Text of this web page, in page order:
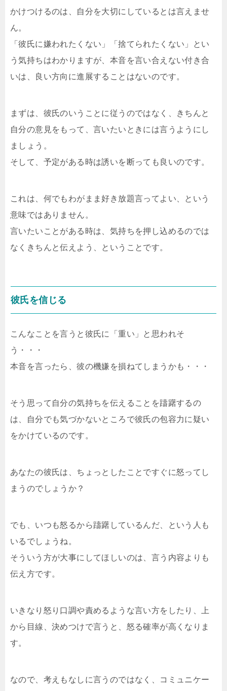
かけつけるのは、自分を大切にしているとは言えませ
ん。
「彼氏に嫌われたくない」「捨てられたくない」とい
う気持ちはわかりますが、本音を言い合えない付き合
いは、良い方向に進展することはないのです。
まずは、彼氏のいうことに従うのではなく、きちんと
自分の意見をもって、言いたいときには言うようにし
ましょう。
そして、予定がある時は誘いを断っても良いのです。
これは、何でもわがまま好き放題言ってよい、という
意味ではありません。
言いたいことがある時は、気持ちを押し込めるのでは
なくきちんと伝えよう、ということです。
彼氏を信じる
こんなことを言うと彼氏に「重い」と思われそ
う・・・
本音を言ったら、彼の機嫌を損ねてしまうかも・・・
そう思って自分の気持ちを伝えることを躊躇するの
は、自分でも気づかないところで彼氏の包容力に疑い
をかけているのです。
あなたの彼氏は、ちょっとしたことですぐに怒ってし
まうのでしょうか？
でも、いつも怒るから躊躇しているんだ、という人も
いるでしょうね。
そういう方が大事にしてほしいのは、言う内容よりも
伝え方です。
いきなり怒り口調や責めるような言い方をしたり、上
から目線、決めつけで言うと、怒る確率が高くなりま
す。
なので、考えもなしに言うのではなく、コミュニケー